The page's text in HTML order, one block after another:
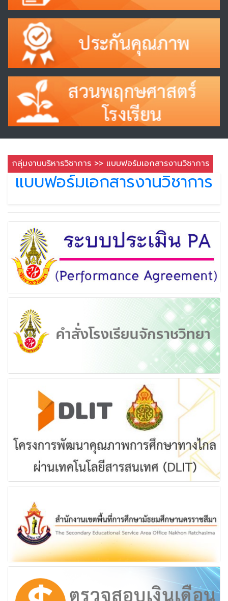
กลุ่มงานบริหารวิชาการ >> แบบฟอร์มเอกสารงานวิชาการ
แบบฟอร์มเอกสารงานวิชาการ